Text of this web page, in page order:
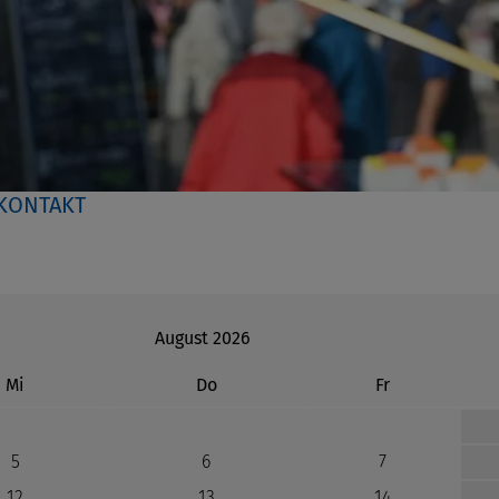
August 2026
Mi Donnerstag Freitag
5 6 7